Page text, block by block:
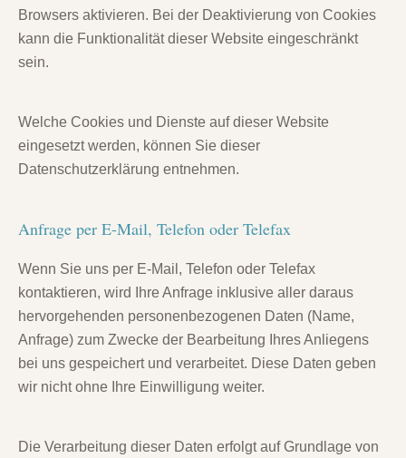
Browsers aktivieren. Bei der Deaktivierung von Cookies
kann die Funktionalität dieser Website eingeschränkt
sein.
Welche Cookies und Dienste auf dieser Website
eingesetzt werden, können Sie dieser
Datenschutzerklärung entnehmen.
Anfrage per E-Mail, Telefon oder Telefax
Wenn Sie uns per E-Mail, Telefon oder Telefax
kontaktieren, wird Ihre Anfrage inklusive aller daraus
hervorgehenden personenbezogenen Daten (Name,
Anfrage) zum Zwecke der Bearbeitung Ihres Anliegens
bei uns gespeichert und verarbeitet. Diese Daten geben
wir nicht ohne Ihre Einwilligung weiter.
Die Verarbeitung dieser Daten erfolgt auf Grundlage von